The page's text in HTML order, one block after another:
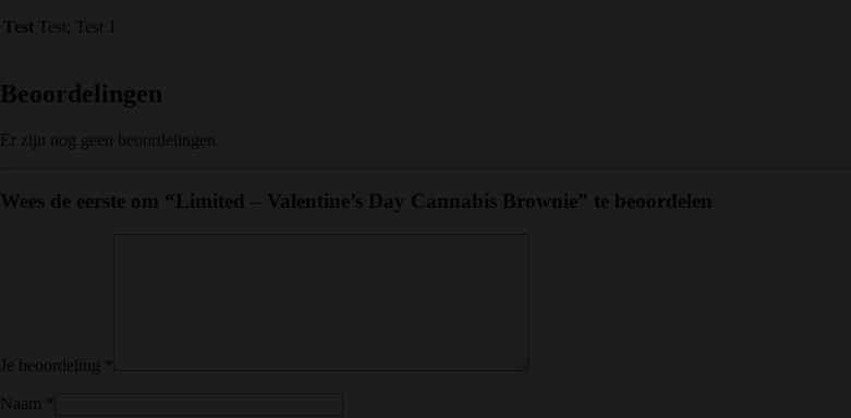
Test Test; Test 1
Beoordelingen
Er zijn nog geen beoordelingen.
Wees de eerste om “Limited – Valentine’s Day Cannabis Brownie” te beoordelen
Je beoordeling
Naam